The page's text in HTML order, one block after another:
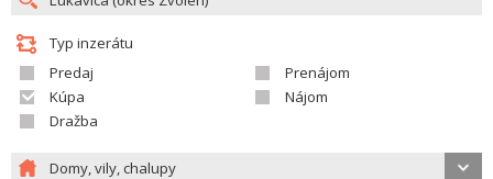
Typ inzerátu
Predaj
Prenájom
Kúpa
Nájom
Dražba
Domy, vily, chalupy